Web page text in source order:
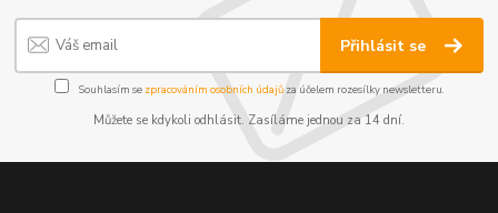
Přihlásit se
Souhlasím se zpracováním osobních údajůza účelem rozesílky newsletteru.
Můžete se kdykoli odhlásit. Zasíláme jednou za 14 dní.